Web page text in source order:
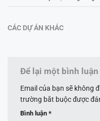
CÁC DỰ ÁN KHÁC
Để lại một bình luận
Email của bạn sẽ không
trường bắt buộc được
Bình luận *